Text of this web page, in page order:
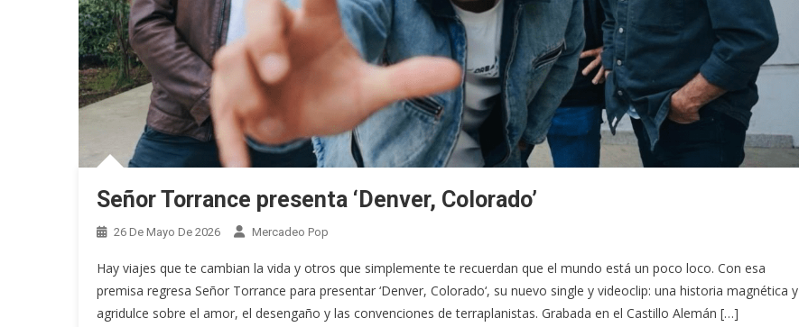
Señor Torrance presenta ‘Denver, Colorado’
26 De Mayo De 2026 Mercadeo Pop
Hay viajes que te cambian la vida y otros que simplemente te recuerdan que el mundo está un poco loco. Con esa
premisa regresa Señor Torrance para presentar ‘Denver, Colorado‘, su nuevo single y videoclip: una historia magnética y
agridulce sobre el amor, el desengaño y las convenciones de terraplanistas. Grabada en el Castillo Alemán […]